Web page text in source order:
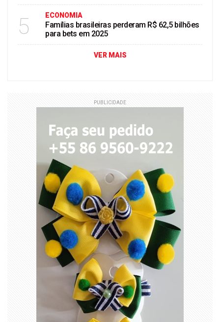
5 ECONOMIA
Famílias brasileiras perderam R$ 62,5 bilhões
para bets em 2025
VER MAIS
PUBLICIDADE